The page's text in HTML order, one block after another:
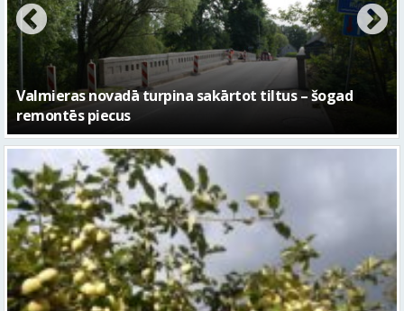
No pagaidu teātra līdz laikmetīgās kultūras centram
– kā attīstīsies “Kurtuve”